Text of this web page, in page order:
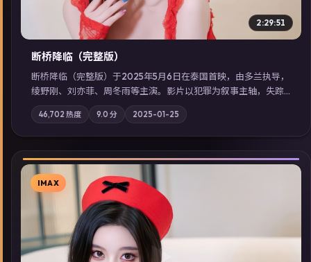
2:29:51
断桥降临（完整版）
断桥降临（完整版）于2025年5月6日在泰国首映，由多兰执导，
绫野刚、刘亦菲、周冬雨等主演。影片以犯罪为叙事主轴，失踪
人口档案牵出跨国灰色产业链；摄影与配乐强化地域气质；站内
亦可通过「国产免费观看高清电视剧在线看」延展检索同类型高
分佳作，畅享高清在线追剧体验。
46,702 热度 9.0 分 2025-01-25
IMAX